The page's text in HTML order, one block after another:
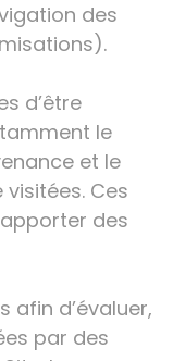
des
d’être
le
et le
Ces
des
afin d’évaluer,
par des